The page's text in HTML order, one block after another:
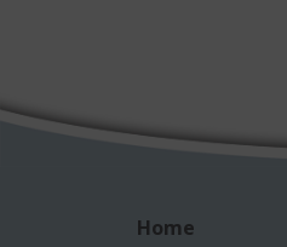
Home